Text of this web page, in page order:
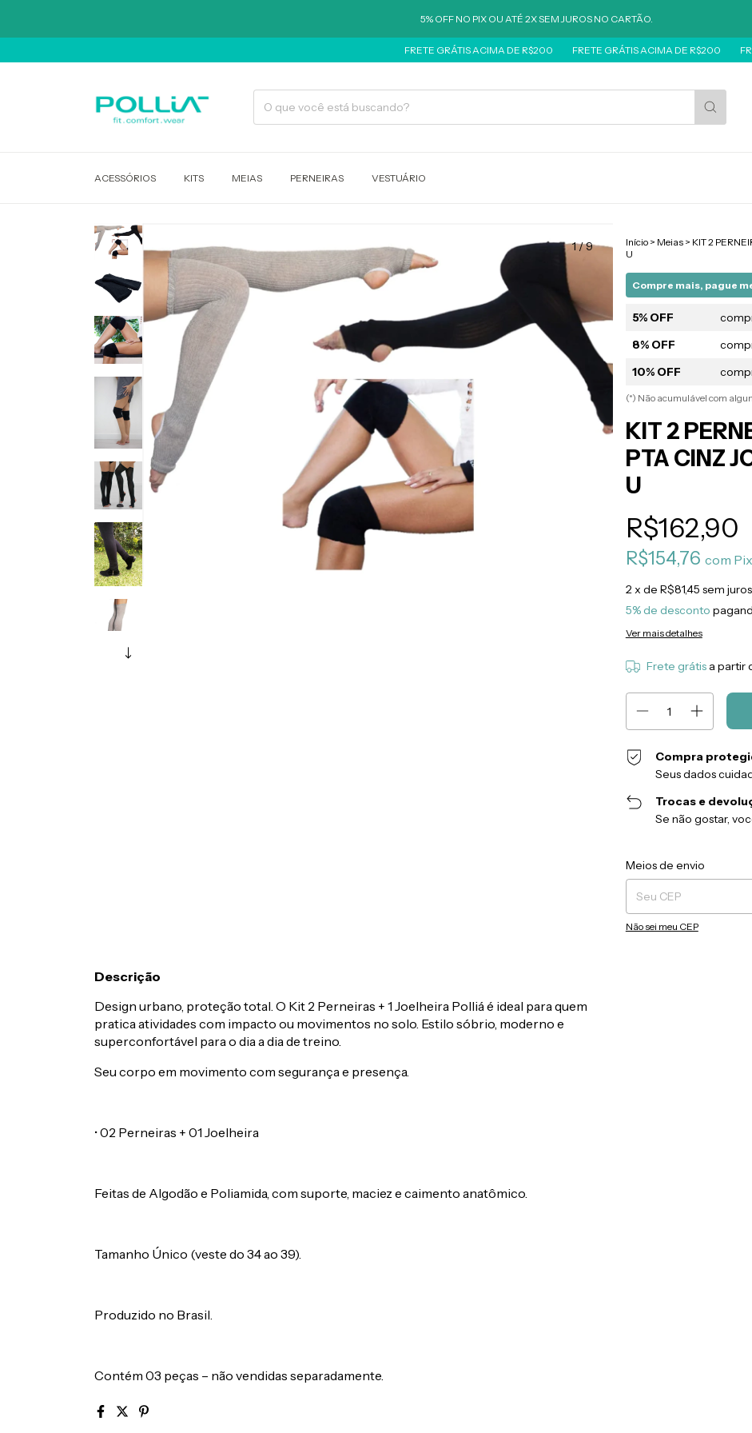
5% OFF NO PIX OU ATÉ 2X SEM JUROS NO CARTÃO.
FRETE GRÁTIS ACIMA DE R$200 FRETE GRÁTIS ACIMA DE R$200 FRETE
ACESSÓRIOS KITS MEIAS PERNEIRAS VESTUÁRIO
1/9 Início > Meias > KIT 2
U
Compre mais, pague
5% OFF
8% OFF
10% OFF
(*) Não acumulável com
KIT 2
PTA CINZ
U
R$162,90
R$154,76 com Pix
2x de R$81,45 sem juros
5% de desconto
Ver mais detalhes
Frete grátis a partir
Compra
Seus dados
Trocas e
Se não gostar,
Entregas para o CEP:
Meios de envio
Não sei meu CEP
Descrição
Design urbano, proteção total. O Kit 2 Perneiras + 1 Joelheira Polliá é ideal para quem
pratica atividades com impacto ou movimentos no solo. Estilo sóbrio, moderno e
superconfortável para o dia a dia de treino.
Seu corpo em movimento com segurança e presença.
• 02 Perneiras + 01 Joelheira
Feitas de Algodão e Poliamida, com suporte, maciez e caimento anatômico.
Tamanho Único (veste do 34 ao 39).
Produzido no Brasil.
Contém 03 peças – não vendidas separadamente.